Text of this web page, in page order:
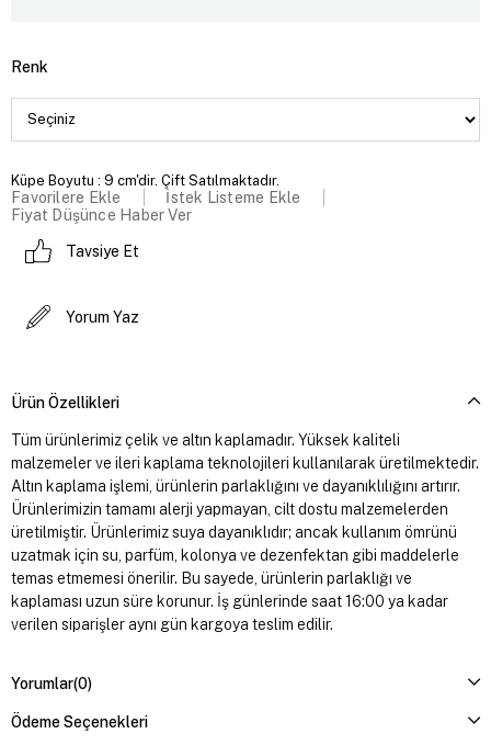
Renk
Küpe Boyutu : 9 cm'dir. Çift Satılmaktadır.
Favorilere Ekle
İstek Listeme Ekle
Fiyat Düşünce Haber Ver
Tavsiye Et
Yorum Yaz
Ürün Özellikleri
Tüm ürünlerimiz çelik ve altın kaplamadır. Yüksek kaliteli
malzemeler ve ileri kaplama teknolojileri kullanılarak üretilmektedir.
Altın kaplama işlemi, ürünlerin parlaklığını ve dayanıklılığını artırır.
Ürünlerimizin tamamı alerji yapmayan, cilt dostu malzemelerden
üretilmiştir. Ürünlerimiz suya dayanıklıdır; ancak kullanım ömrünü
uzatmak için su, parfüm, kolonya ve dezenfektan gibi maddelerle
temas etmemesi önerilir. Bu sayede, ürünlerin parlaklığı ve
kaplaması uzun süre korunur. İş günlerinde saat 16:00 ya kadar
verilen siparişler aynı gün kargoya teslim edilir.
Yorumlar(0)
Ödeme Seçenekleri